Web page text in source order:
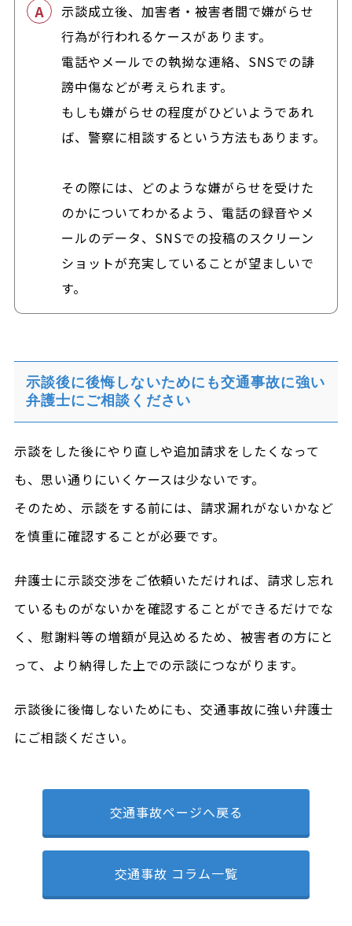
示談成立後、加害者・被害者間で嫌がらせ
行為が行われるケースがあります。
電話やメールでの執拗な連絡、SNSでの誹
謗中傷などが考えられます。
もしも嫌がらせの程度がひどいようであれ
ば、警察に相談するという方法もあります。
その際には、どのような嫌がらせを受けた
のかについてわかるよう、電話の録音やメ
ールのデータ、SNSでの投稿のスクリーン
ショットが充実していることが望ましいで
す。
示談後に後悔しないためにも交通事故に強い
弁護士にご相談ください
示談をした後にやり直しや追加請求をしたくなって
も、思い通りにいくケースは少ないです。
そのため、示談をする前には、請求漏れがないかなど
を慎重に確認することが必要です。
弁護士に示談交渉をご依頼いただければ、請求し忘れ
ているものがないかを確認することができるだけでな
く、慰謝料等の増額が見込めるため、被害者の方にと
って、より納得した上での示談につながります。
示談後に後悔しないためにも、交通事故に強い弁護士
にご相談ください。
交通事故ページへ戻る
交通事故 コラム一覧